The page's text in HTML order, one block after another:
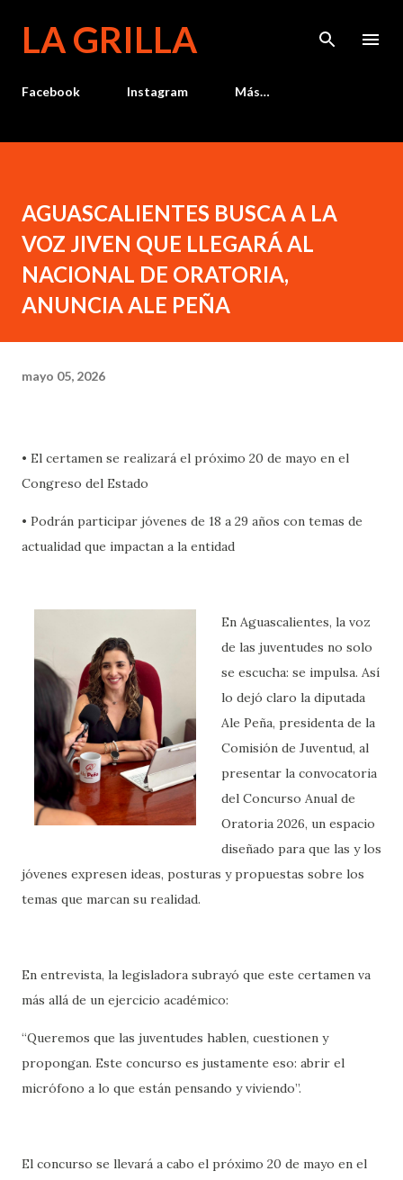
LA GRILLA
Facebook Instagram Más…
AGUASCALIENTES BUSCA A LA
VOZ JIVEN QUE LLEGARÁ AL
NACIONAL DE ORATORIA,
ANUNCIA ALE PEÑA
mayo 05, 2026
• El certamen se realizará el próximo 20 de mayo en el
Congreso del Estado
• Podrán participar jóvenes de 18 a 29 años con temas de
actualidad que impactan a la entidad
En Aguascalientes, la voz
de las juventudes no solo
se escucha: se impulsa. Así
lo dejó claro la diputada
Ale Peña, presidenta de la
Comisión de Juventud, al
presentar la convocatoria
del Concurso Anual de
Oratoria 2026, un espacio
diseñado para que las y los
jóvenes expresen ideas, posturas y propuestas sobre los
temas que marcan su realidad.
En entrevista, la legisladora subrayó que este certamen va
más allá de un ejercicio académico:
“Queremos que las juventudes hablen, cuestionen y
propongan. Este concurso es justamente eso: abrir el
micrófono a lo que están pensando y viviendo”.
El concurso se llevará a cabo el próximo 20 de mayo en el